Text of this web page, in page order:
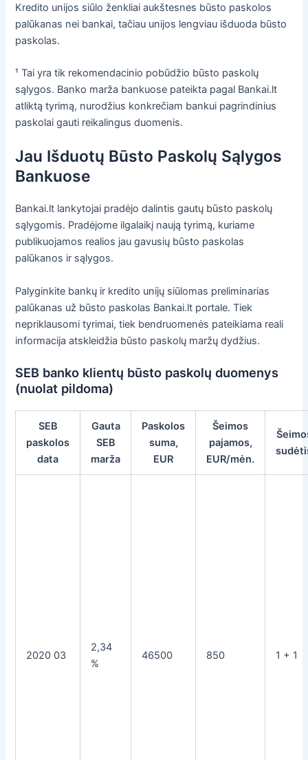
Kredito unijos siūlo ženkliai aukštesnes būsto paskolos
palūkanas nei bankai, tačiau unijos lengviau išduoda būsto
paskolas.
¹ Tai yra tik rekomendacinio pobūdžio būsto paskolų
sąlygos. Banko marža bankuose pateikta pagal Bankai.lt
atliktą tyrimą, nurodžius konkrečiam bankui pagrindinius
paskolai gauti reikalingus duomenis.
Jau Išduotų Būsto Paskolų Sąlygos
Bankuose
Bankai.lt lankytojai pradėjo dalintis gautų būsto paskolų
sąlygomis. Pradėjome ilgalaikį naują tyrimą, kuriame
publikuojamos realios jau gavusių būsto paskolas
palūkanos ir sąlygos.
Palyginkite bankų ir kredito unijų siūlomas preliminarias
palūkanas už būsto paskolas Bankai.lt portale. Tiek
nepriklausomi tyrimai, tiek bendruomenės pateikiama reali
informacija atskleidžia būsto paskolų maržų dydžius.
SEB banko klientų būsto paskolų duomenys
(nuolat pildoma)
SEB
paskolos
data
Gauta
SEB
marža
Paskolos
suma,
EUR
Šeimos
pajamos,
EUR/mėn.
2020 03
2,34
%
46500 850 1 + 1